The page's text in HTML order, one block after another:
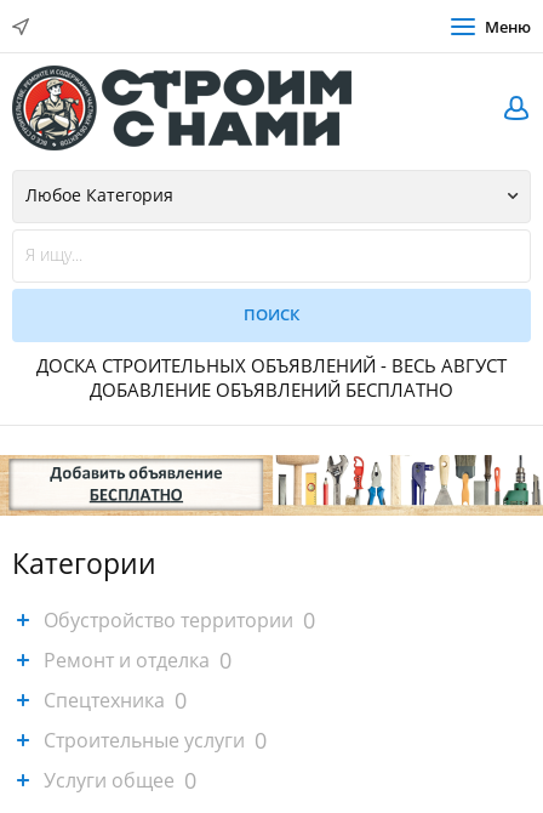
Меню
ДОСКА СТРОИТЕЛЬНЫХ ОБЪЯВЛЕНИЙ - ВЕСЬ АВГУСТ
ДОБАВЛЕНИЕ ОБЪЯВЛЕНИЙ БЕСПЛАТНО
Категории
Обустройство территории 0
Ремонт и отделка 0
Спецтехника 0
Строительные услуги 0
Услуги общее 0